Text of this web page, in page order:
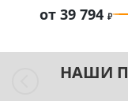
от 39 794
НАШИ